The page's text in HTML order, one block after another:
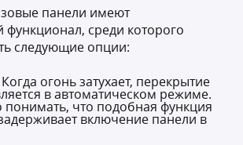
панели имеют
среди которого
следующие опции:
Когда огонь затухает, перекрытие
в автоматическом режиме.
что подобная функция
включение панели в